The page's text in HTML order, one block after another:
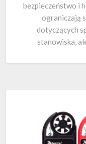
bezpieczeństwo i
ograniczają
dotyczących
stanowiska,